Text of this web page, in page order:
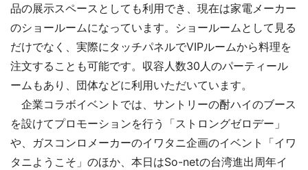
品の展示スペースとしても利用でき、現在は家電メーカー
のショールームになっています。ショールームとして見る
だけでなく、実際にタッチパネルでVIPルームから料理を
注文することも可能です。収容人数30人のパーティール
ームもあり、団体などに利用いただいています。
企業コラボイベントでは、サントリーの酎ハイのブース
を設けてプロモーションを行う「ストロングゼロデー」
や、ガスコンロメーカーのイワタニ企画のイベント「イワ
タニようこそ」のほか、本日はSo-netの台湾進出周年イ